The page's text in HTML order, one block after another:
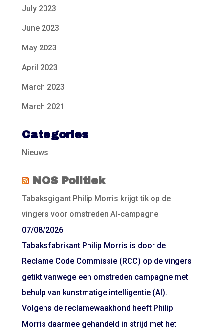
July 2023
June 2023
May 2023
April 2023
March 2023
March 2021
Categories
Nieuws
NOS Politiek
Tabaksgigant Philip Morris krijgt tik op de
vingers voor omstreden AI-campagne
07/08/2026
Tabaksfabrikant Philip Morris is door de
Reclame Code Commissie (RCC) op de vingers
getikt vanwege een omstreden campagne met
behulp van kunstmatige intelligentie (AI).
Volgens de reclamewaakhond heeft Philip
Morris daarmee gehandeld in strijd met het